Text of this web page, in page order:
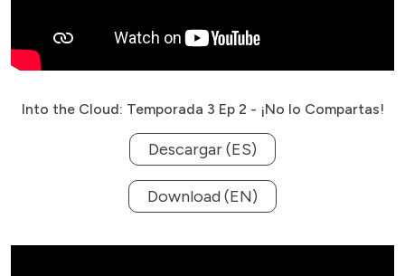
Into the Cloud: Temporada 3 Ep 2 - ¡No lo Compartas!
Descargar (ES)
Download (EN)